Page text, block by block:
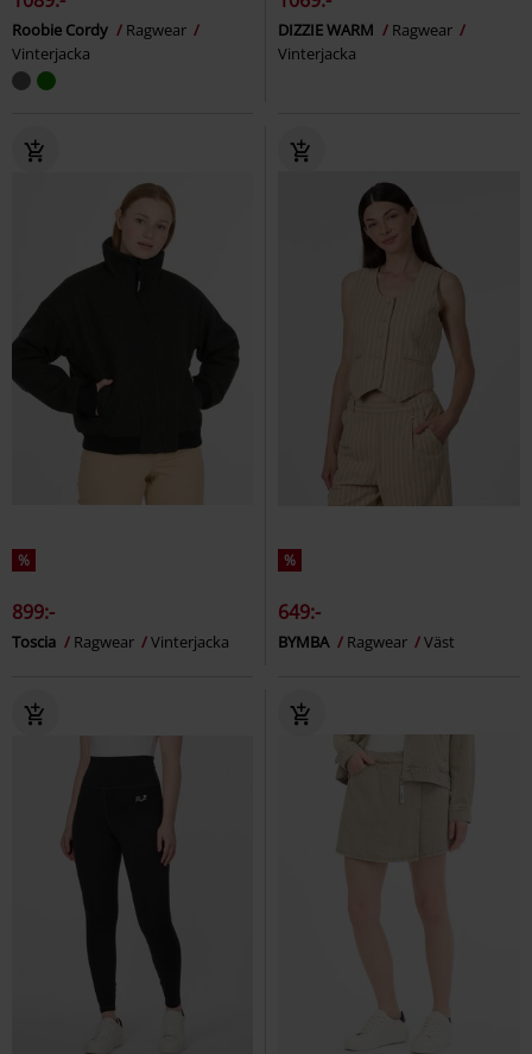
Roobie Cordy
Ragwear
Vinterjacka
DIZZIE WARM
Ragwear
Vinterjacka
%
899:-
Toscia Ragwear Vinterjacka
%
649:-
BYMBA Ragwear Väst